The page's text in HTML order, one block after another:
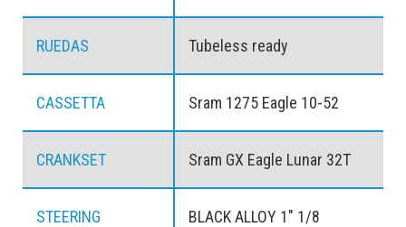
RUEDAS Tubeless ready
CASSETTA Sram 1275 Eagle 10-52
CRANKSET Sram GX Eagle Lunar 32T
STEERING
BLACK ALLOY 1" 1/8